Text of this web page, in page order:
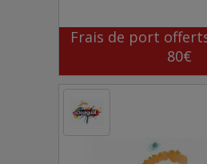
Frais de port
80€